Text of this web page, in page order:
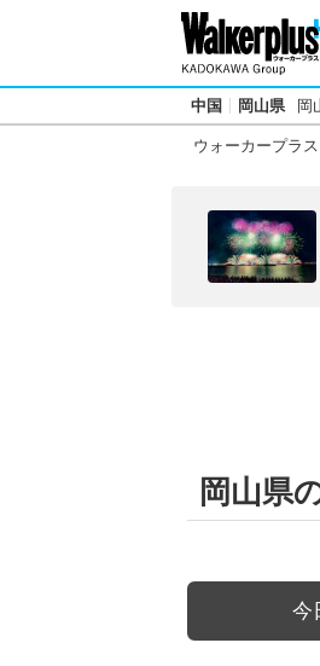
中国 岡山県 岡
ウォーカープラス
岡山県
今